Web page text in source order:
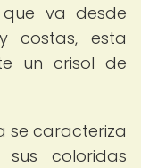
va desde
costas, esta
un crisol de
se caracteriza
coloridas